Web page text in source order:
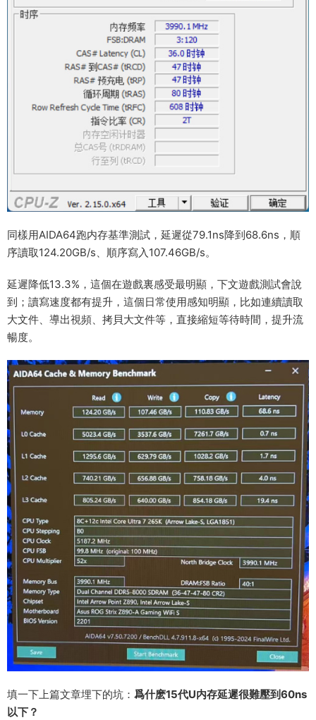
同樣用AIDA64跑内存基準測試，延遲從79.1ns降到68.6ns，順
序讀取124.20GB/s、順序寫入107.46GB/s。
延遲降低13.3%，這個在遊戲裏感受最明顯，下文遊戲測試會說
到；讀寫速度都有提升，這個日常使用感知明顯，比如連續讀取
大文件、導出視頻、拷貝大文件等，直接縮短等待時間，提升流
暢度。
填一下上篇文章埋下的坑： 爲什麽15代U内存延遲很難壓到60ns
以下？